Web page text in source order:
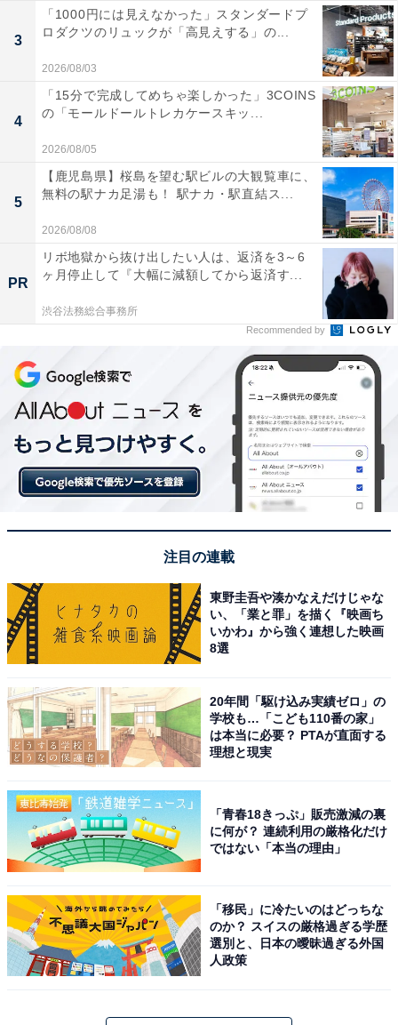
3
「1000円には見えなかった」スタンダードプ
ロダクツのリュックが「高見えする」の...
2026/08/03
4
「15分で完成してめちゃ楽しかった」3COINS
の「モールドールトレカケースキッ...
2026/08/05
5
【鹿児島県】桜島を望む駅ビルの大観覧車に、
無料の駅ナカ足湯も！ 駅ナカ・駅直結ス...
2026/08/08
PR
リボ地獄から抜け出したい人は、返済を3～6
ヶ月停止して『大幅に減額してから返済す...
渋谷法務総合事務所
Recommended by
注目の連載
東野圭吾や湊かなえだけじゃな
い、「業と罪」を描く『映画ち
いかわ』から強く連想した映画
8選
20年間「駆け込み実績ゼロ」の
学校も…「こども110番の家」
は本当に必要？ PTAが直面する
理想と現実
「青春18きっぷ」販売激減の裏
に何が？ 連続利用の厳格化だけ
ではない「本当の理由」
「移民」に冷たいのはどっちな
のか？ スイスの厳格過ぎる学歴
選別と、日本の曖昧過ぎる外国
人政策